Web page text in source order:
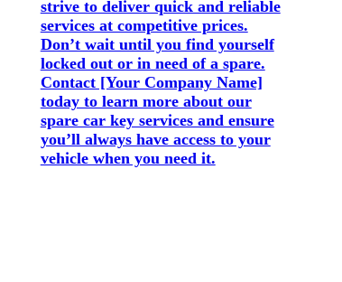
strive to deliver quick and reliable
services at competitive prices.
Don’t wait until you find yourself
locked out or in need of a spare.
Contact [Your Company Name]
today to learn more about our
spare car key services and ensure
you’ll always have access to your
vehicle when you need it.